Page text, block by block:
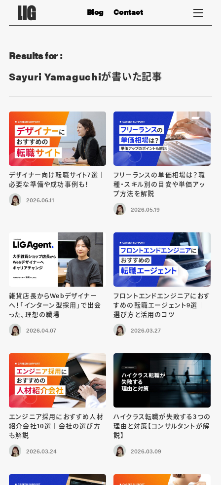
Contact
Blog
Results for :
Sayuri Yamaguchiが書いた記事
デザイナー向け転職サイト7選｜
必要な準備や成功事例も！
2026.06.11
フリーランスの単価相場は？職
種・スキル別の目安や単価アッ
プ方法を解説
2026.05.19
雑貨店長からWebデザイナー
へ！「インターン型採用」で出会
った、理想の職場
2026.04.07
フロントエンドエンジニアにおす
すめの転職エージェント9選｜
選び方と活用のコツ
2026.03.27
エンジニア採用におすすめ人材
紹介会社10選｜会社の選び方
も解説
2026.03.24
ハイクラス転職が失敗する3つの
理由と対策【コンサルタントが解
説】
2026.03.09